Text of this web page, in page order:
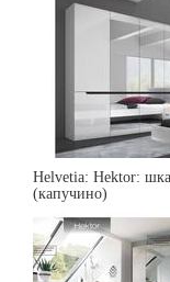
Helvetia: Hektor:
(капучино)